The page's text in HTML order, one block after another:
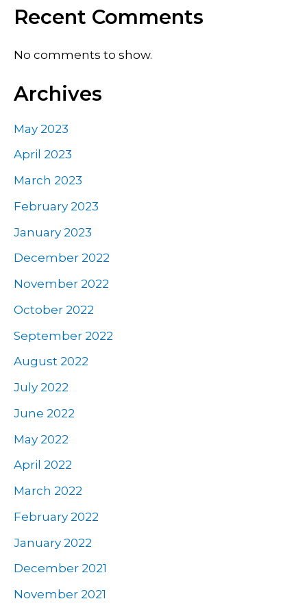
Recent Comments
No comments to show.
Archives
May 2023
April 2023
March 2023
February 2023
January 2023
December 2022
November 2022
October 2022
September 2022
August 2022
July 2022
June 2022
May 2022
April 2022
March 2022
February 2022
January 2022
December 2021
November 2021